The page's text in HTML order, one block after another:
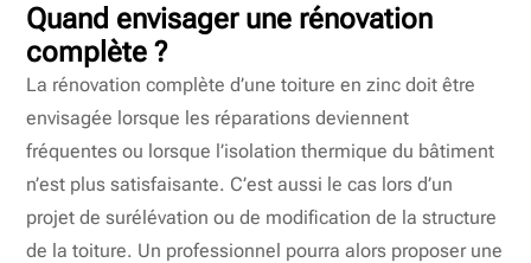
Quand envisager une rénovation
complète ?
La rénovation complète d’une toiture en zinc doit être
envisagée lorsque les réparations deviennent
fréquentes ou lorsque l’isolation thermique du bâtiment
n’est plus satisfaisante. C’est aussi le cas lors d’un
projet de surélévation ou de modification de la structure
de la toiture. Un professionnel pourra alors proposer une